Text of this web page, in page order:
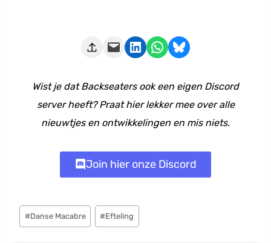
Deze pagina e-mailen Delen op LinkedIn Delen via WhatsApp Share on Bluesky
Wist je dat Backseaters ook een eigen Discord
server heeft? Praat hier lekker mee over alle
nieuwtjes en ontwikkelingen en mis niets.
Join hier onze Discord
Bericht
tags:
#Danse Macabre #Efteling